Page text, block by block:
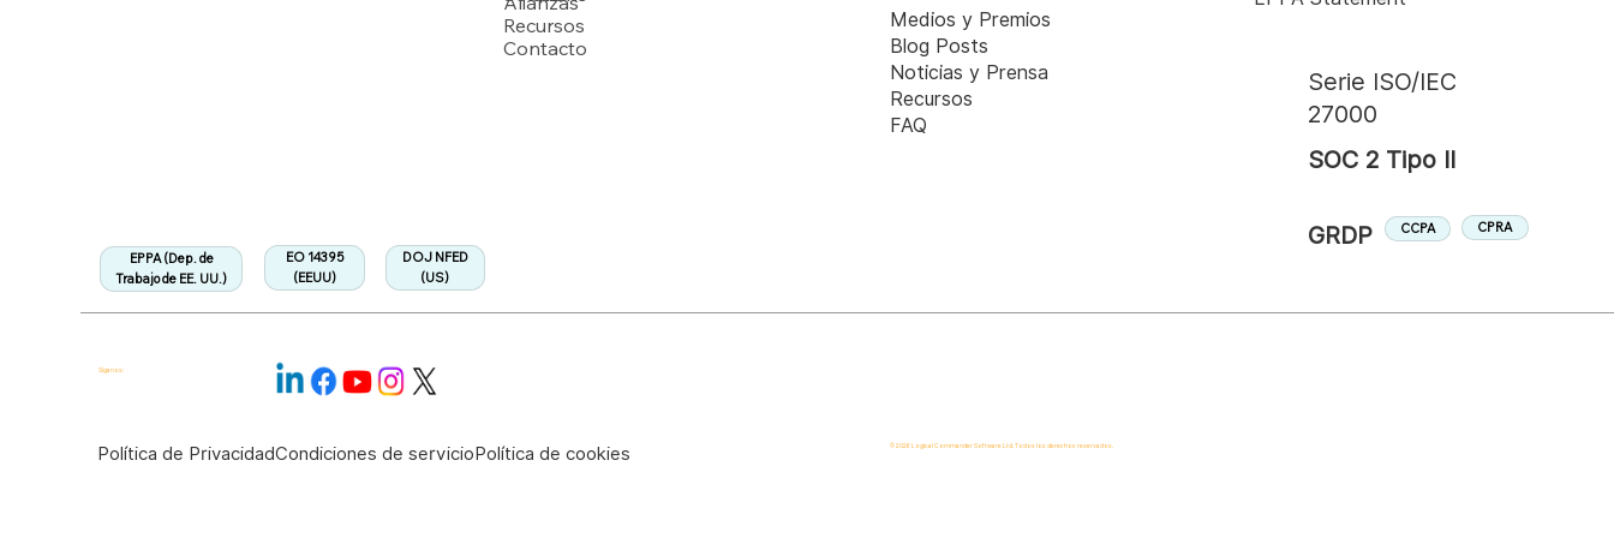
EO 14395
(EEUU)
EPPA (Dep. de
Trabajo de EE. UU.)
DOJ NFED
(US)
Recursos
Contacto
Medios y Premios
Blog Posts
Noticias y Prensa
Recursos
FAQ
Serie ISO/IEC
27000
SOC 2 Tipo II
GRDP CCPA CPRA
Síganos:
Política de PrivacidadCondiciones de servicioPolítica de cookies © 2026 Logical Commander Software Ltd. Todos los derechos reservados.